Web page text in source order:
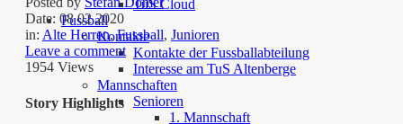
TuS Cloud
Fussball
Kontakte
Kontakte der Fussballabteilung
Interesse am TuS Altenberge
Mannschaften
Senioren
1. Mannschaft
Date: 08 02 2020
in: Alte Herren,Fussball, Junioren
Leave a comment
1954 Views
Story Highlights